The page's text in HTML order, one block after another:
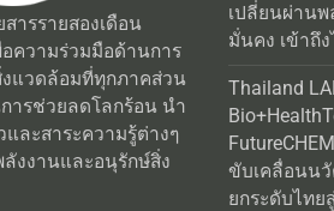
ารรายสองเดือน
ความร่วมมือด้านการ
แวดล้อมที่ทุกภาคส่วน
ารช่วยลดโลกร้อน นำ
ละสาระความรู้ต่างๆ
ลังงานและอนุรักษ์สิ่ง
เปลี่ยนผ่าน
มั่นคง เข้าถึ
Thailand
ขับเคลื่อนน
ยกระดับไทย